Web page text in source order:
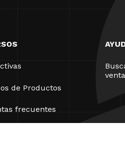
de Productos
frecuentes